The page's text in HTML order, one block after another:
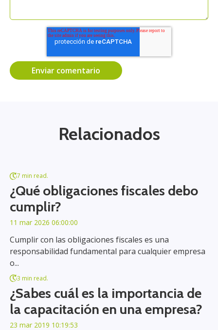
Relacionados
7 min read.
¿Qué obligaciones fiscales debo
cumplir?
11 mar 2026 06:00:00
Cumplir con las obligaciones fiscales es una
responsabilidad fundamental para cualquier empresa
o...
3 min read.
¿Sabes cuál es la importancia de
la capacitación en una empresa?
23 mar 2019 10:19:53